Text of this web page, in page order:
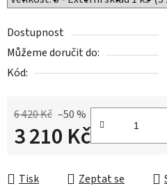
Dostupnost
Můžeme doručit do:
Kód:
6 420 Kč –50 %
3 210 Kč
Tisk Zeptat se